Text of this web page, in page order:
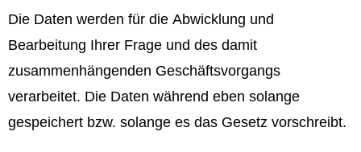
Die Daten werden für die Abwicklung und
Bearbeitung Ihrer Frage und des damit
zusammenhängenden Geschäftsvorgangs
verarbeitet. Die Daten während eben solange
gespeichert bzw. solange es das Gesetz vorschreibt.